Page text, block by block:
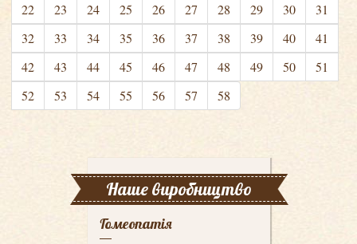
22
23 24 25 26 27 28 29 30
31
32
33 34 35 36 37 38 39 40
41
42
43 44 45 46 47 48 49 50
51
52
53 54 55 56 57 58
Наше виробництво
Гомеопатія